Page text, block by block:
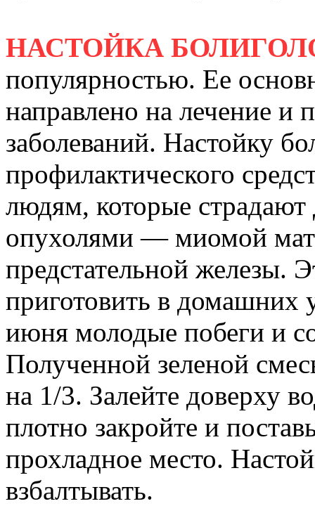
НАСТОЙКА
популярностью. Ее
направлено на лечение и
заболеваний. Настойку
профилактического
людям, которые
опухолями — миомой
предстательной железы.
приготовить в домашних
июня молодые побеги и
Полученной зеленой
на 1/3. Залейте доверху
плотно закройте и
прохладное место.
взбалтывать.